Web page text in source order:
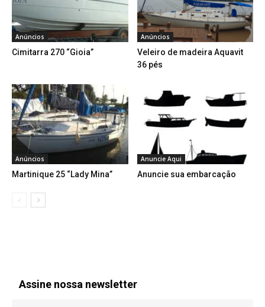
Anúncios
Cimitarra 270 “Gioia”
Anúncios
Veleiro de madeira Aquavit
36 pés
Anúncios
Martinique 25 “Lady Mina”
Anuncie Aqui
Anuncie sua embarcação
Assine nossa newsletter